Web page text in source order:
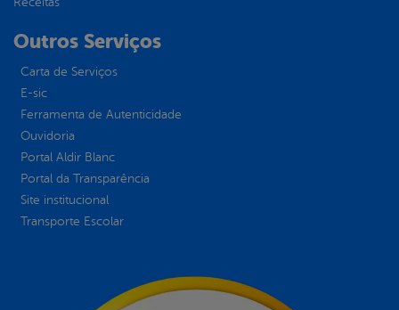
Outros Serviços
Carta de Serviços
E-sic
Ferramenta de Autenticidade
Ouvidoria
Portal Aldir Blanc
Portal da Transparência
Site institucional
Transporte Escolar